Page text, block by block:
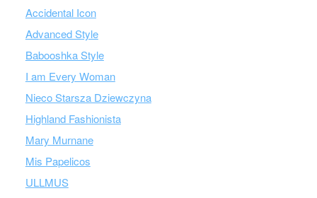
Accidental Icon
Advanced Style
Babooshka Style
I am Every Woman
Nieco Starsza Dziewczyna
Highland Fashionista
Mary Murnane
Mis Papelicos
ULLMUS